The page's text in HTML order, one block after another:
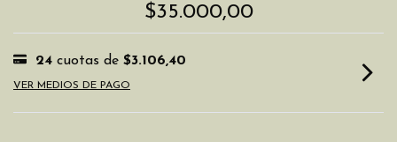
$35.000,00
24 cuotas de $3.106,40
VER MEDIOS DE PAGO